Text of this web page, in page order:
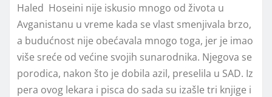
Haled Hoseini nije iskusio mnogo od života u
Avganistanu u vreme kada se vlast smenjivala brzo,
a budućnost nije obećavala mnogo toga, jer je imao
više sreće od većine svojih sunarodnika. Njegova se
porodica, nakon što je dobila azil, preselila u SAD. Iz
pera ovog lekara i pisca do sada su izašle tri knjige i